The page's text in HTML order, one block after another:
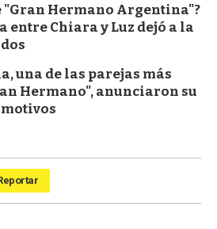
"Gran Hermano Argentina"?
Chiara y Luz dejó a la
una de las parejas más
Hermano", anunciaron su